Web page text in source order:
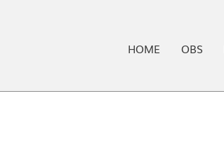
HOME OBS